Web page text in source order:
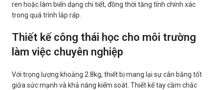
ren hoặc làm biến dạng chi tiết, đồng thời tăng tính chính xác
trong quá trình lắp ráp.
Thiết kế công thái học cho môi trường
làm việc chuyên nghiệp
Với trọng lượng khoảng 2.8kg, thiết bị mang lại sự cân bằng tốt
giữa sức mạnh và khả năng kiểm soát. Thiết kế tay cầm chắc